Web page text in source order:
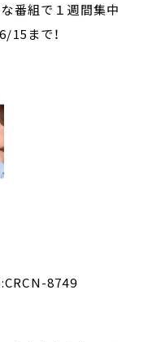
番組で１週間集中
15まで！
8749